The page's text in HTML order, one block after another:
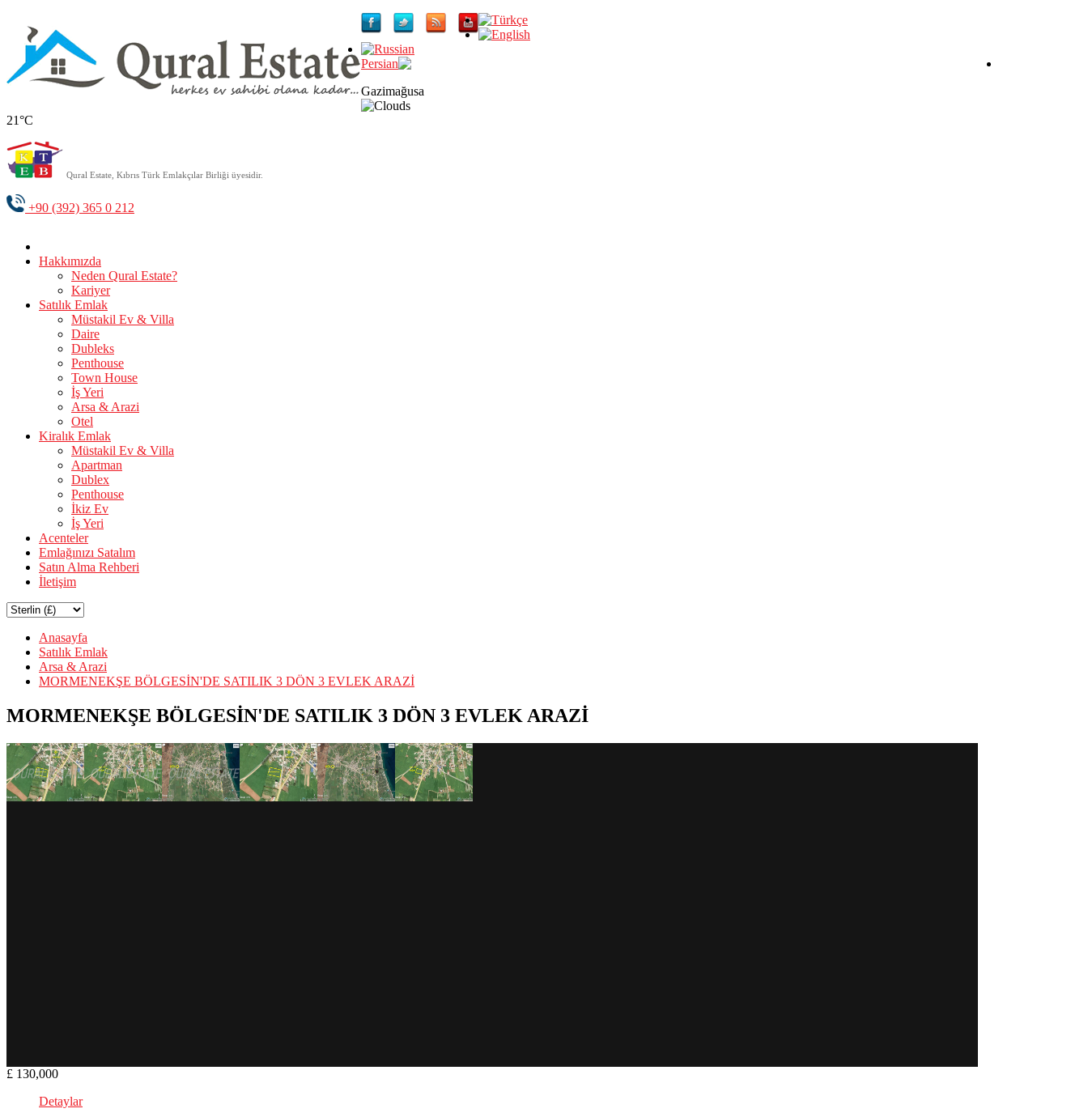
Gazimağusa
21°C
Qural Estate, Kıbrıs Türk Emlakçılar Birliği üyesidir.
+90 (392) 365 0 212
Hakkımızda
Neden Qural Estate?
Kariyer
Satılık Emlak
Müstakil Ev & Villa
Daire
Dubleks
Penthouse
Town House
İş Yeri
Arsa & Arazi
Otel
Kiralık Emlak
Müstakil Ev & Villa
Apartman
Dublex
Penthouse
İkiz Ev
İş Yeri
Acenteler
Emlağınızı Satalım
Satın Alma Rehberi
İletişim
Anasayfa
Satılık Emlak
Arsa & Arazi
MORMENEKŞE BÖLGESİN'DE SATILIK 3 DÖN 3 EVLEK ARAZİ
MORMENEKŞE BÖLGESİN'DE SATILIK 3 DÖN 3 EVLEK ARAZİ
£ 130,000
Detaylar